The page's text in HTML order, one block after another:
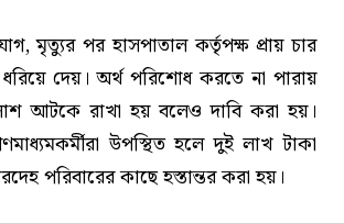
মৃত্যুর পর হাসপাতাল কর্তৃপক্ষ প্রায় চার
দেয়। অর্থ পরিশোধ করতে না পারায়
আটকে রাখা হয় বলেও দাবি করা হয়।
উপস্থিত হলে দুই লাখ টাকা
পরিবারের কাছে হস্তান্তর করা হয়।